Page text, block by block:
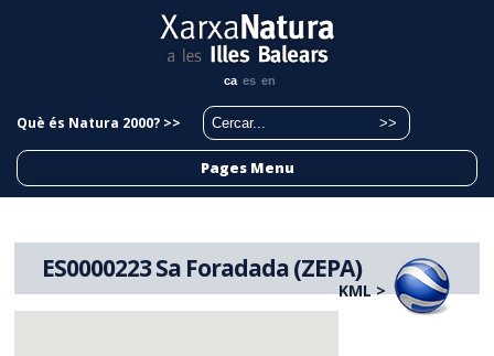
ca es en
Què és Natura 2000? >>
Pages Menu
ES0000223 Sa Foradada (ZEPA)
KML >